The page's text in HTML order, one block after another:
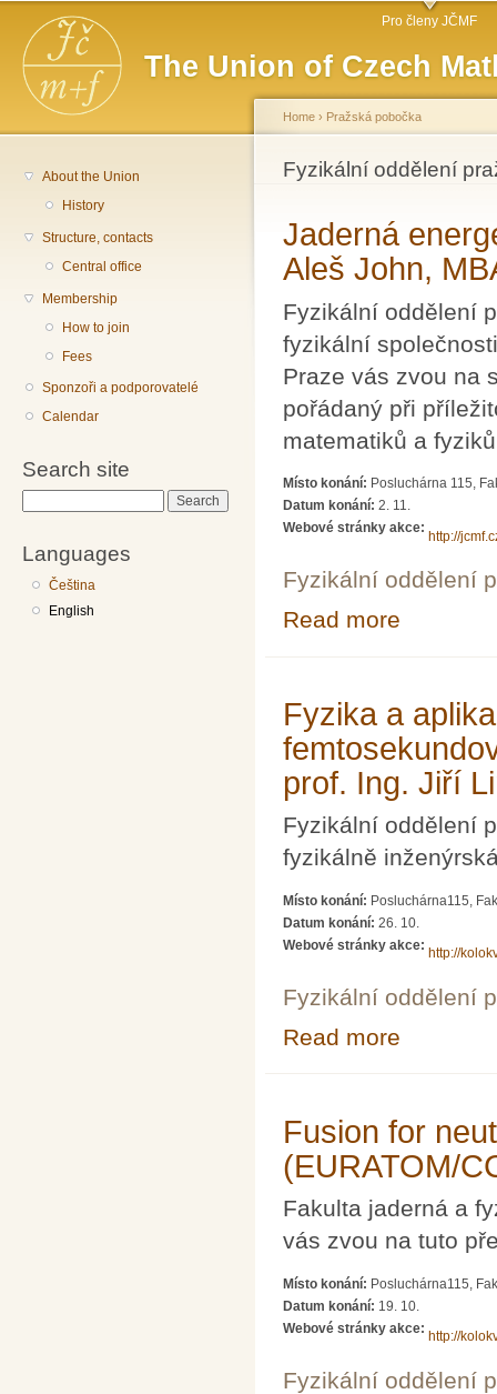
The Union of Czech
Main menu Pro členy JČMF
About the Union
History
Structure, contacts
Central office
Membership
How to join
Fees
Sponzoři a podporovatelé
Calendar
Search site
Languages
Čeština
English
You are here
Home › Pražská pobočka
Fyzikální oddělení
Jaderná
Aleš John,
Fyzikální oddělení
fyzikální
Praze vás zvou na
pořádaný při
matematiků a
Místo konání: Posluchárna 115,
Datum konání: 2. 11.
Webové stránky akce:
http://
Fyzikální oddělení
Read more
Fyzika a
prof. Ing. Jiří
Fyzikální oddělení
fyzikálně
Místo konání: Posluchárna115,
Datum konání: 26. 10.
Webové stránky akce:
http://
Fyzikální oddělení
Read more
Fusion for
(EURATOM/
Fakulta jaderná a
vás zvou na tuto
Místo konání: Posluchárna115,
Datum konání: 19. 10.
Webové stránky akce:
http://
Fyzikální oddělení